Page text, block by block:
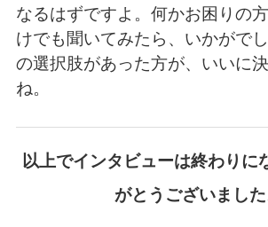
なるはずですよ。何かお困りの
けでも聞いてみたら、いかがで
の選択肢があった方が、いいに
ね。
以上でインタビューは終わりに
がとうございました